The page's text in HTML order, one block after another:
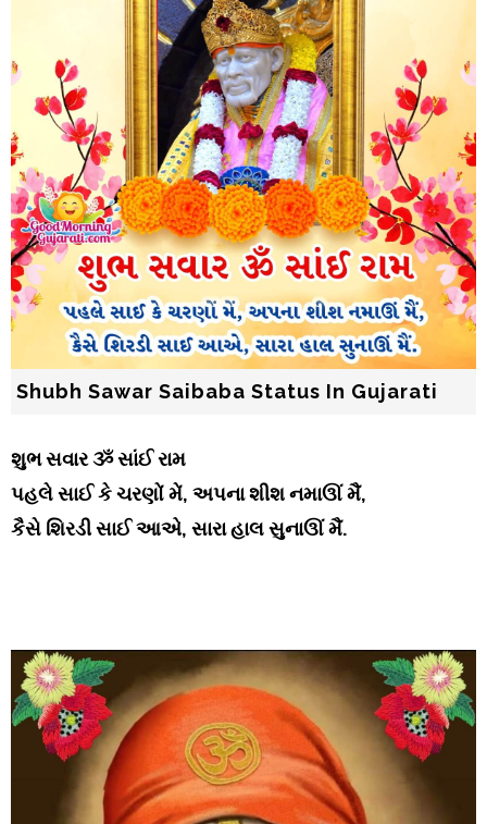
Shubh Sawar Saibaba Status In Gujarati
શુભ સવાર ૐ સાંઈ રામ
પહલે સાઈ કે ચરણોં મેં, અપના શીશ નમાઊં મૈં,
કૈસે શિરડી સાઈ આએ, સારા હાલ સુનાઊં મૈં.